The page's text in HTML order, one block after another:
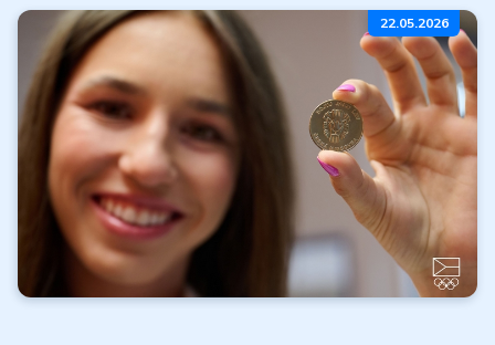
Koruny moci
a nebes
Číst dále
Všechny články
22.05.2026